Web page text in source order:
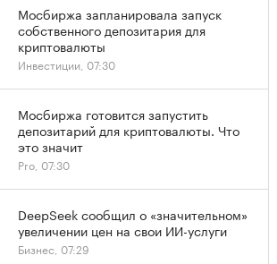
Мосбиржа запланировала запуск
собственного депозитария для
криптовалюты
Инвестиции, 07:30
Мосбиржа готовится запустить
депозитарий для криптовалюты. Что
это значит
Pro, 07:30
DeepSeek сообщил о «значительном»
увеличении цен на свои ИИ-услуги
Бизнес, 07:29